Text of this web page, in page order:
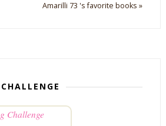
Amarilli 73 's favorite books »
Challenge